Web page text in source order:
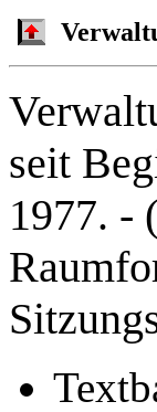
seit
1977. -